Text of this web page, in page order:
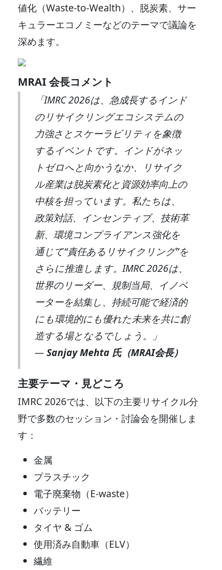
値化（Waste-to-Wealth）、脱炭素、サー
キュラーエコノミーなどのテーマで議論を
深めます。
MRAI 会長コメント
「IMRC 2026は、急成長するインド
のリサイクリングエコシステムの
力強さとスケーラビリティを象徴
するイベントです。インドがネッ
トゼロへと向かうなか、リサイク
ル産業は脱炭素化と資源効率向上の
中核を担っています。私たちは、
政策対話、インセンティブ、技術革
新、環境コンプライアンス強化を
通じて“責任あるリサイクリング”を
さらに推進します。IMRC 2026は、
世界のリーダー、規制当局、イノベ
ーターを結集し、持続可能で経済的
にも環境的にも優れた未来を共に創
造する場となるでしょう。」
—Sanjay Mehta 氏（MRAI会長）
主要テーマ・見どころ
IMRC 2026では、以下の主要リサイクル分
野で多数のセッション・討論会を開催しま
す：
金属
プラスチック
電子廃棄物（E-waste）
バッテリー
タイヤ & ゴム
使用済み自動車（ELV）
繊維